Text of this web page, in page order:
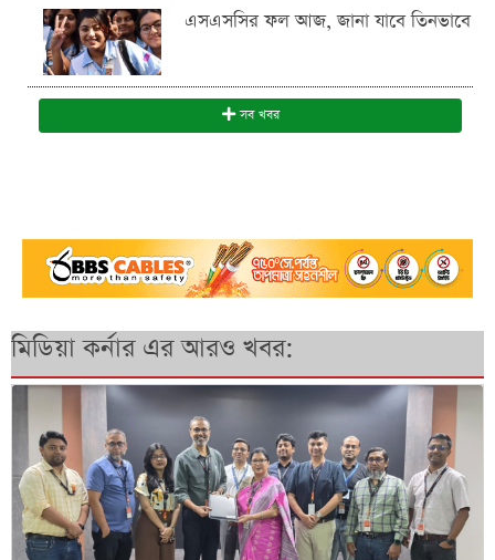
এসএসসির ফল আজ, জানা যাবে তিনভাবে
সব খবর
মিডিয়া কর্নার এর আরও খবর: